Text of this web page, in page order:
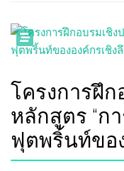
โครงการฝึ
หลักสูตร “ก
ฟุตพริ้นท์ขอ